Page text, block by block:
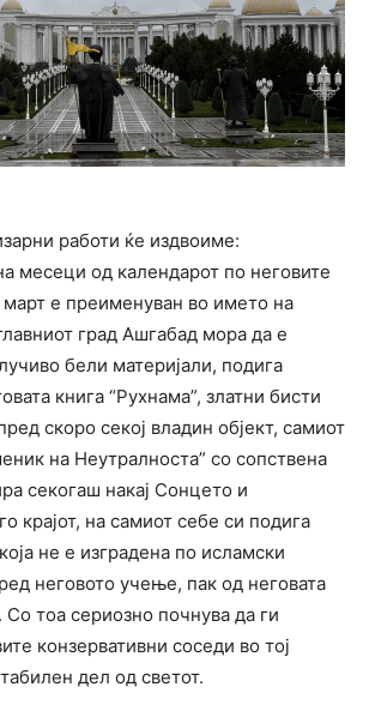
работи ќе издвоиме:
месеци од календарот по неговите
е преименуван во името на
град Ашгабад мора да е
бели материјали, подига
книга “Рухнама”, златни бисти
скоро секој владин објект, самиот
на Неутралноста” со сопствена
секогаш накај Сонцето и
крајот, на самиот себе си подига
не е изградена по исламски
неговото учење, пак од неговата
Со тоа сериозно почнува да ги
конзервативни соседи во тој
дел од светот.